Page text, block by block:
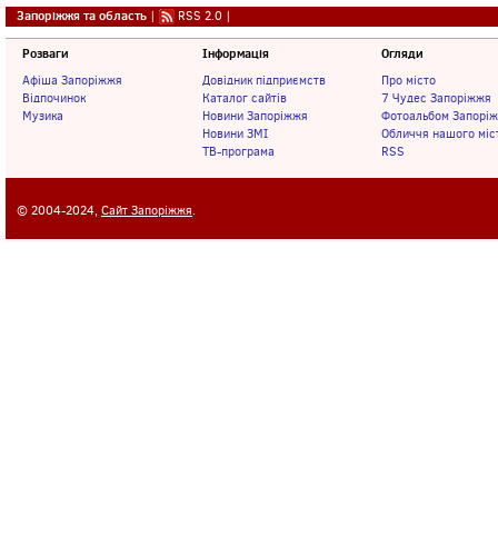
Запоріжжя та область | RSS 2.0 |
Розваги
Афіша Запоріжжя
Відпочинок
Музика
Інформація
Довідник підприємств
Каталог сайтів
Новини Запоріжжя
Новини ЗМІ
ТВ-програма
Огляди
Про місто
7 Чудес Запоріжжя
Фотоальбом
Обличчя нашого
RSS
© 2004-2024, Сайт Запоріжжя.